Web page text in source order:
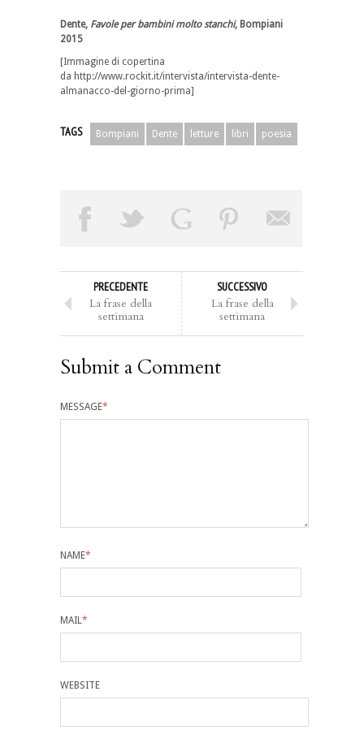
Dente, Favole per bambini molto stanchi, Bompiani
2015
[Immagine di copertina
da http://www.rockit.it/intervista/intervista-dente-
almanacco-del-giorno-prima]
TAGS Bompiani Dente letture libri poesia
PRECEDENTE
La frase della
settimana
SUCCESSIVO
La frase della
settimana
Submit a Comment
MESSAGE*
NAME*
MAIL*
WEBSITE